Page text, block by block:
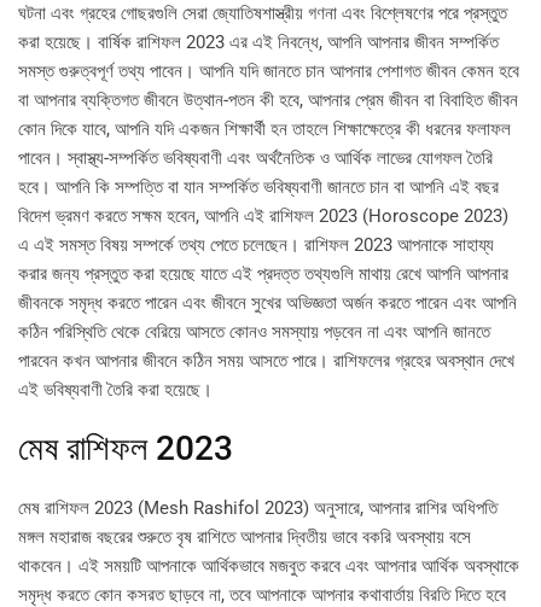
ঘটনা এবং গ্রহের গোছরগুলি সেরা জ্যোতিষশাস্ত্রীয় গণনা এবং বিশ্লেষণের পরে প্রস্তুত
করা হয়েছে। বার্ষিক রাশিফল ​​2023 এর এই নিবন্ধে, আপনি আপনার জীবন সম্পর্কিত
সমস্ত গুরুত্বপূর্ণ তথ্য পাবেন। আপনি যদি জানতে চান আপনার পেশাগত জীবন কেমন হবে
বা আপনার ব্যক্তিগত জীবনে উত্থান-পতন কী হবে, আপনার প্রেম জীবন বা বিবাহিত জীবন
কোন দিকে যাবে, আপনি যদি একজন শিক্ষার্থী হন তাহলে শিক্ষাক্ষেত্রে কী ধরনের ফলাফল
পাবেন। স্বাস্থ্য-সম্পর্কিত ভবিষ্যবাণী এবং অর্থনৈতিক ও আর্থিক লাভের যোগফল তৈরি
হবে। আপনি কি সম্পত্তি বা যান সম্পর্কিত ভবিষ্যবাণী জানতে চান বা আপনি এই বছর
বিদেশ ভ্রমণ করতে সক্ষম হবেন, আপনি এই রাশিফল 2023 (Horoscope 2023)
এ এই সমস্ত বিষয় সম্পর্কে তথ্য পেতে চলেছেন। রাশিফল ​​2023 আপনাকে সাহায্য
করার জন্য প্রস্তুত করা হয়েছে যাতে এই প্রদত্ত তথ্যগুলি মাথায় রেখে আপনি আপনার
জীবনকে সমৃদ্ধ করতে পারেন এবং জীবনে সুখের অভিজ্ঞতা অর্জন করতে পারেন এবং আপনি
কঠিন পরিস্থিতি থেকে বেরিয়ে আসতে কোনও সমস্যায় পড়বেন না এবং আপনি জানতে
পারবেন কখন আপনার জীবনে কঠিন সময় আসতে পারে। রাশিফলের গ্রহের অবস্থান দেখে
এই ভবিষ্যবাণী তৈরি করা হয়েছে।
মেষ রাশিফল 2023
মেষ রাশিফল ​​2023 (Mesh Rashifol 2023) অনুসারে, আপনার রাশির অধিপতি
মঙ্গল মহারাজ বছরের শুরুতে বৃষ রাশিতে আপনার দ্বিতীয় ভাবে বকরি অবস্থায় বসে
থাকবেন। এই সময়টি আপনাকে আর্থিকভাবে মজবুত করবে এবং আপনার আর্থিক অবস্থাকে
সমৃদ্ধ করতে কোন কসরত ছাড়বে না, তবে আপনাকে আপনার কথাবার্তায় বিরতি দিতে হবে